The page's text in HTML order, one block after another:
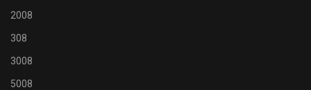
2008
308
3008
5008